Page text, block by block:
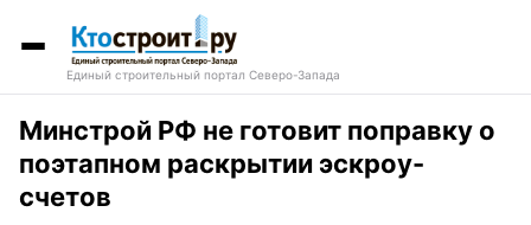
Единый строительный портал Северо-Запада
Минстрой РФ не готовит поправку о
поэтапном раскрытии эскроу-
счетов